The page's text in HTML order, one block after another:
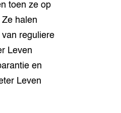
toen ze op
halen
reguliere
Leven
en
Leven